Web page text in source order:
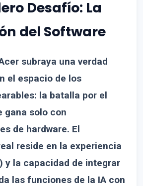
Desafío: La
del Software
subraya una verdad
el espacio de los
la batalla por el
gana solo con
de hardware. El
reside en la experiencia
y la capacidad de integrar
las funciones de la IA con